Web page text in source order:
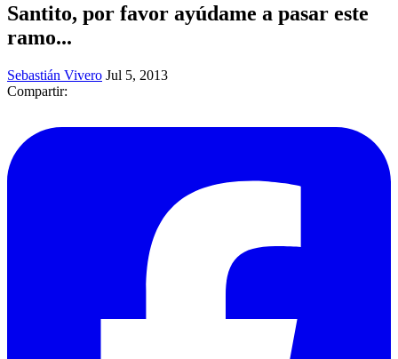
Santito, por favor ayúdame a pasar este
ramo...
Sebastián Vivero Jul 5, 2013
Compartir: